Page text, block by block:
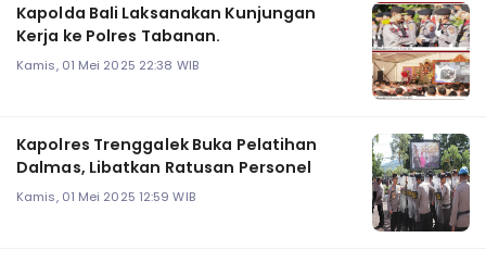
Kapolda Bali Laksanakan Kunjungan
Kerja ke Polres Tabanan.
Kamis, 01 Mei 2025 22:38 WIB
Kapolres Trenggalek Buka Pelatihan
Dalmas, Libatkan Ratusan Personel
Kamis, 01 Mei 2025 12:59 WIB